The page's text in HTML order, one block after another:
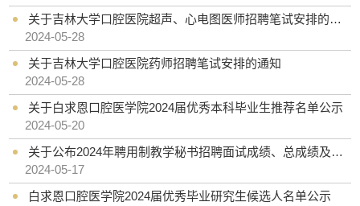
关于吉林大学口腔医院超声、心电图医师招聘笔试安排的通知
2024-05-28
关于吉林大学口腔医院药师招聘笔试安排的通知
2024-05-28
关于白求恩口腔医学院2024届优秀本科毕业生推荐名单公示
2024-05-20
关于公布2024年聘用制教学秘书招聘面试成绩、总成绩及拟聘人选公示的通知
2024-05-17
白求恩口腔医学院2024届优秀毕业研究生候选人名单公示